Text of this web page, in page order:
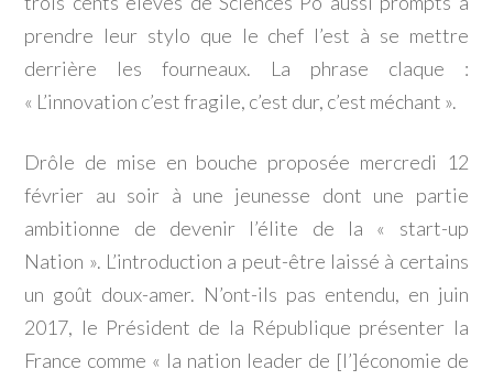
prendre leur stylo que le chef l’est à se mettre
derrière les fourneaux. La phrase claque :
« L’innovation c’est fragile, c’est dur, c’est méchant ».
Drôle de mise en bouche proposée mercredi 12
février au soir à une jeunesse dont une partie
ambitionne de devenir l’élite de la « start-up
Nation ». L’introduction a peut-être laissé à certains
un goût doux-amer. N’ont-ils pas entendu, en juin
2017, le Président de la République présenter la
France comme « la nation leader de [l’]économie de